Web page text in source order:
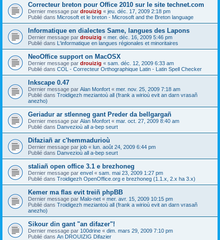
Correcteur breton pour Office 2010 sur le site technet.com
Dernier message par drouizig « jeu. déc. 17, 2009 2:18 pm
Publié dans Microsoft et le breton - Microsoft and the Breton language
Informatique en dialectes Same, langues des Lapons
Dernier message par drouizig « mer. déc. 16, 2009 5:46 pm
Publié dans L'informatique en langues régionales et minoritaires
NeoOffice support on MacOSX
Dernier message par drouizig « sam. déc. 12, 2009 6:33 am
Publié dans COL - Correcteur Orthographique Latin - Latin Spell Checker
Inkscape 0.47
Dernier message par Alan Monfort « mer. nov. 25, 2009 7:18 am
Publié dans Troidigezh meziantoù all (frank a wirioù evit an darn vrasañ
anezho)
Geriadur ar stlenneg gant Preder da bellgargañ
Dernier message par Alan Monfort « mar. oct. 27, 2009 8:40 am
Publié dans Danvezioù all a-bep seurt
Difaziañ ar c'hemmadurioù
Dernier message par job « lun. août 24, 2009 6:44 pm
Publié dans Danvezioù all a-bep seurt
staliañ open office 3.1 e brezhoneg
Dernier message par envel « sam. mai 23, 2009 1:27 pm
Publié dans Troidigezh OpenOffice.org e brezhoneg (1.1.x, 2.x ha 3.x)
Kemer ma flas evit treiñ phpBB
Dernier message par Malo-net « mer. avr. 15, 2009 10:15 pm
Publié dans Troidigezh meziantoù all (frank a wirioù evit an darn vrasañ
anezho)
Sikour din gant "an difazer"!
Dernier message par 100drine « dim. mars 29, 2009 7:10 pm
Publié dans An DROUIZIG Difazier